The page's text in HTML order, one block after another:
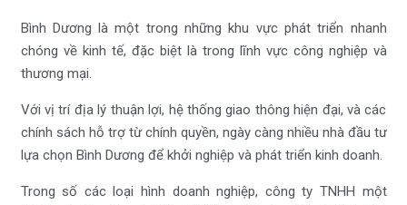
Bình Dương là một trong những khu vực phát triển nhanh
chóng về kinh tế, đặc biệt là trong lĩnh vực công nghiệp và
thương mại.
Với vị trí địa lý thuận lợi, hệ thống giao thông hiện đại, và các
chính sách hỗ trợ từ chính quyền, ngày càng nhiều nhà đầu tư
lựa chọn Bình Dương để khởi nghiệp và phát triển kinh doanh.
Trong số các loại hình doanh nghiệp, công ty TNHH một